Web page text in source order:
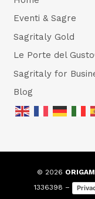
Eventi & Sagre
Sagritaly Gold
Le Porte del
Sagritaly for
Blog
© 2026
1336398 –